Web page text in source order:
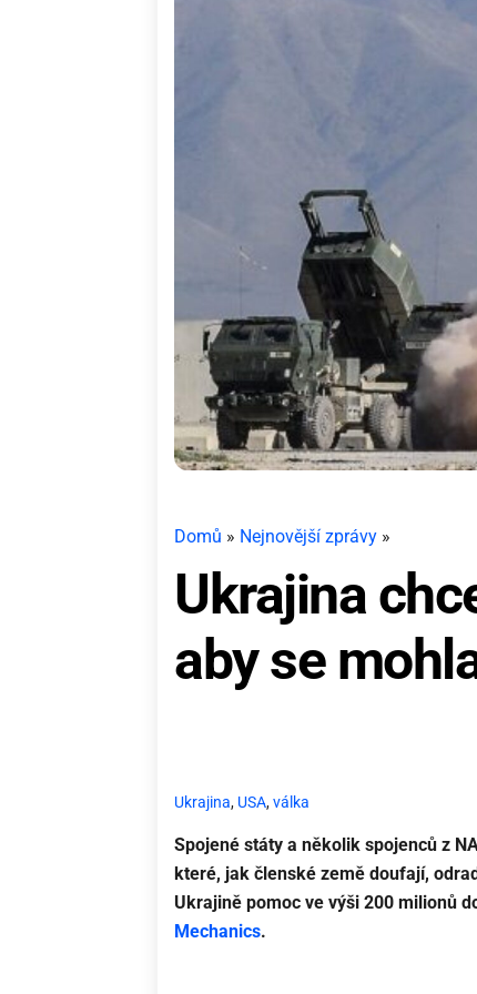
Domů » Nejnovější zprávy »
Ukrajina
aby se
Ukrajina, USA,válka
Spojené státy a několik spojenců z
které, jak členské země doufají,
Ukrajině pomoc ve výši 200 milionů
Mechanics.